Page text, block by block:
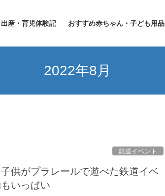
出産・育児体験記 おすすめ赤ちゃん・子ども用品
2022年8月
鉄道イベント
供がプラレールで遊べた鉄道イベ
いっぱい